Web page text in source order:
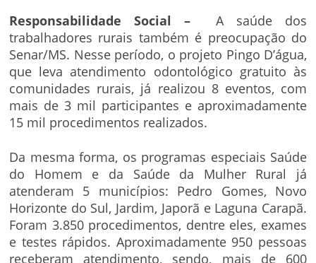
Responsabilidade Social – A saúde dos
trabalhadores rurais também é preocupação do
Senar/MS. Nesse período, o projeto Pingo D’água,
que leva atendimento odontológico gratuito às
comunidades rurais, já realizou 8 eventos, com
mais de 3 mil participantes e aproximadamente
15 mil procedimentos realizados.
Da mesma forma, os programas especiais Saúde
do Homem e da Saúde da Mulher Rural já
atenderam 5 municípios: Pedro Gomes, Novo
Horizonte do Sul, Jardim, Japorã e Laguna Carapã.
Foram 3.850 procedimentos, dentre eles, exames
e testes rápidos. Aproximadamente 950 pessoas
receberam atendimento, sendo, mais de 600